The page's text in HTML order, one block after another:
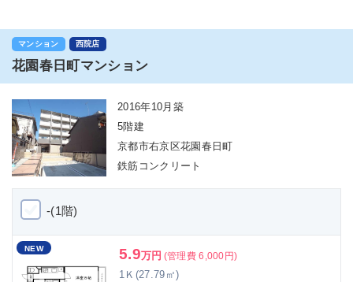
マンション 西院店
花園春日町マンション
2016年10月築
5階建
京都市右京区花園春日町
鉄筋コンクリート
-(1階)
NEW 5.9万円 (管理費 6,000円)
1Ｋ(27.79㎡)